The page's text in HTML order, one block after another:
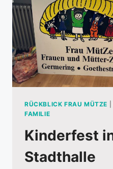
RÜCKBLICK FRAU MÜTZE
FAMILIE
Kinderfest
Stadthalle